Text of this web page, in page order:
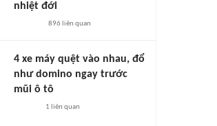
nhiệt đới
896 liên quan
4 xe máy quệt vào nhau, đổ
như domino ngay trước
mũi ô tô
1 liên quan